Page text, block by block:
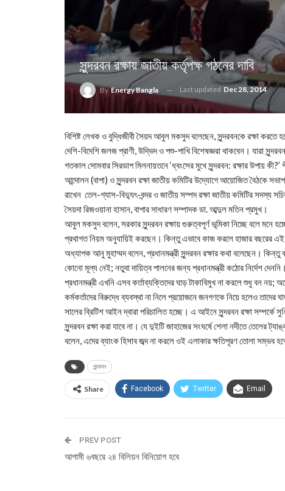
সুন্দরবন রক্ষায় জাতীয় কর্তৃপক্ষ গঠনের দাবি
ByEnergy Bangla Last updated Dec 28, 2014
বিশিষ্ট লেখক ও বুদ্ধিজীবী সৈয়দ আবুল মকসুদ বলেছেন, সুন্দরবনকে রক্ষা
দেশি-বিদেশি জলজ প্রাণী, উদ্ভিদ ও পশু-পাখি বিশেষজ্ঞরা থাকবেন। যারা
গতকাল সোমবার সিরডাপ মিলনায়তনে ‘ধ্বংসের মুখে সুন্দরবন: রক্ষার উপায়
আন্দোলন (বাপা) ও সুন্দরবন রক্ষা জাতীয় কমিটির উদ্যোগে আয়োজিত বৈঠকে
রাখেন তেল-গ্যাস-বিদ্যুৎ-বন্দর ও জাতীয় সম্পদ রক্ষা জাতীয় কমিটির সদস্য
সৈয়দা রিজওয়ানা হাসান, বাপার সাধারণ সম্পাদক ডা. আব্দুল মতিন প্রমুখ।
আবুল মকসুদ বলেন, সরকার সুন্দরবন রক্ষায় গুরুত্বপূর্ণ ভূমিকা নিচ্ছে বলে মনে
প্রথাগত নিয়ম অনুযায়িই করছেন। কিন্তু এভাবে কাজ করলে হাজার বছরের এই
অধ্যাপক আনু মুহাম্মদ বলেন, প্রধানমন্ত্রী সুন্দরবন রক্ষার কথা বলেছেন। কিন্তু
কোনো মূল্য নেই; নতুবা দায়িত্ব পালনের জন্য প্রধানমন্ত্রী কঠোর নির্দেশ
প্রধানমন্ত্রী এখনি এসব কর্তাব্যক্তিদের ঘাড় টাকাবিমুখ না করলে শুধু বন নয়;
কর্মকর্তাদের বিরুদ্ধে ব্যবস্থা না নিলে প্রয়োজনে জনগণকে নিয়ে হলেও
সালের ব্রিটিশ আইন দ্বারা পরিচালিত হচ্ছে। এ আইনে সুন্দরবন রক্ষা
সুন্দরবন রক্ষা করা যাবে না। যে দুইটি জাহাজের সংঘর্ষে শেলা নদীতে তেলের
বলেন, এদের ব্যাংক হিসাব জব্দ না করলে ওই এলাকার ক্ষতিপূরণ তোলা সম্ভব
সুন্দরবন
Share Facebook Twitter Email
PREV POST
আগামী ৬বছরে ২৪ বিলিয়ন বিনিয়োগ হবে